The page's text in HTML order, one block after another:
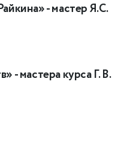
- мастер Я.С.
- мастера курса Г. В.